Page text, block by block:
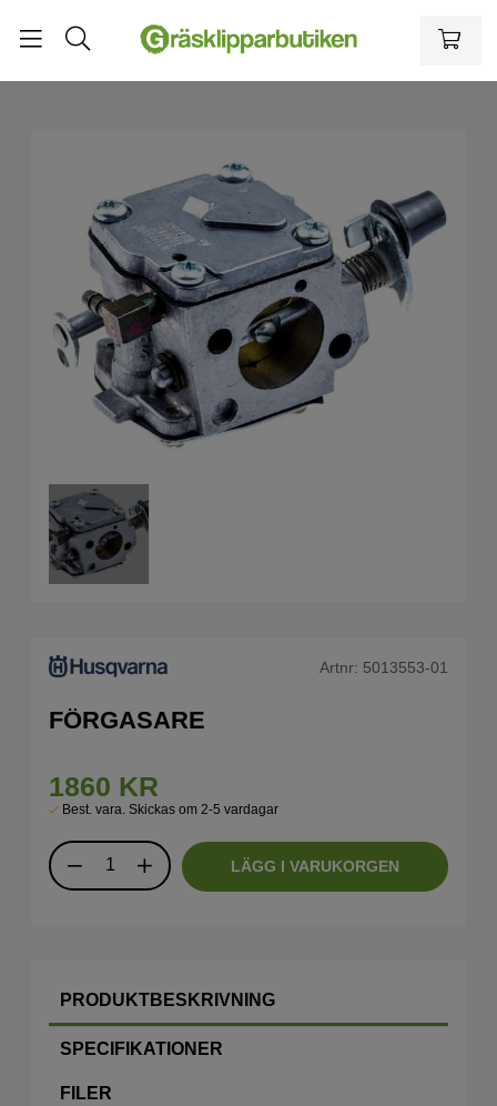
Artnr: 5013553-01
FÖRGASARE
1860 KR
Best. vara. Skickas om 2-5 vardagar
LÄGG I VARUKORGEN
PRODUKTBESKRIVNING
SPECIFIKATIONER
FILER